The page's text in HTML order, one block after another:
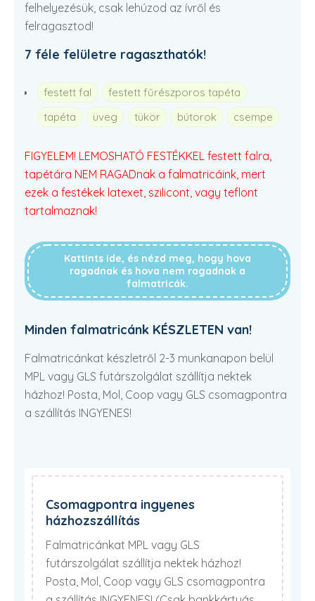
felhelyezésük, csak lehúzod az ívről és
felragasztod!
7 féle felületre ragaszthatók!
festett fal
festett fűrészporos tapéta
tapéta
üveg tükör bútorok csempe
FIGYELEM! LEMOSHATÓ FESTÉKKEL festett falra,
tapétára NEM RAGADnak a falmatricáink, mert
ezek a festékek latexet, szilicont, vagy teflont
tartalmaznak!
Kattints ide, és nézd meg, hogy hova
ragadnak és hova nem ragadnak a
falmatricák.
Minden falmatricánk KÉSZLETEN van!
Falmatricánkat készletről 2-3 munkanapon belül
MPL vagy GLS futárszolgálat szállítja nektek
házhoz! Posta, Mol, Coop vagy GLS csomagpontra
a szállítás INGYENES!
Csomagpontra ingyenes
házhozszállítás
Falmatricánkat MPL vagy GLS
futárszolgálat szállítja nektek házhoz!
Posta, Mol, Coop vagy GLS csomagpontra